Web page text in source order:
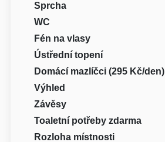
Sprcha
WC
Fén na vlasy
Ústřední topení
Domácí mazlíčci (295 Kč/den)
Výhled
Závěsy
Toaletní potřeby zdarma
Rozloha místnosti